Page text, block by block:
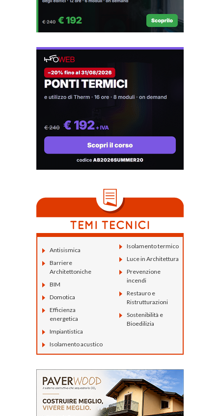
Antisismica
Barriere
Architettoniche
BIM
Domotica
Efficienza
energetica
Impiantistica
Isolamento acustico
Isolamento termico
Luce in Architettura
Prevenzione
incendi
Restauro e
Ristrutturazioni
Sostenibilità e
Bioedilizia